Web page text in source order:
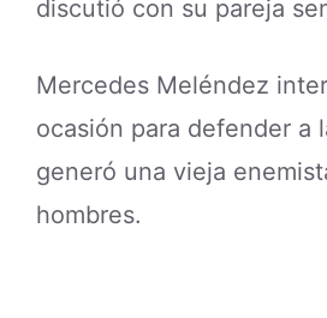
discutió con su pareja
Mercedes Meléndez
ocasión para defender a
generó una vieja
hombres.